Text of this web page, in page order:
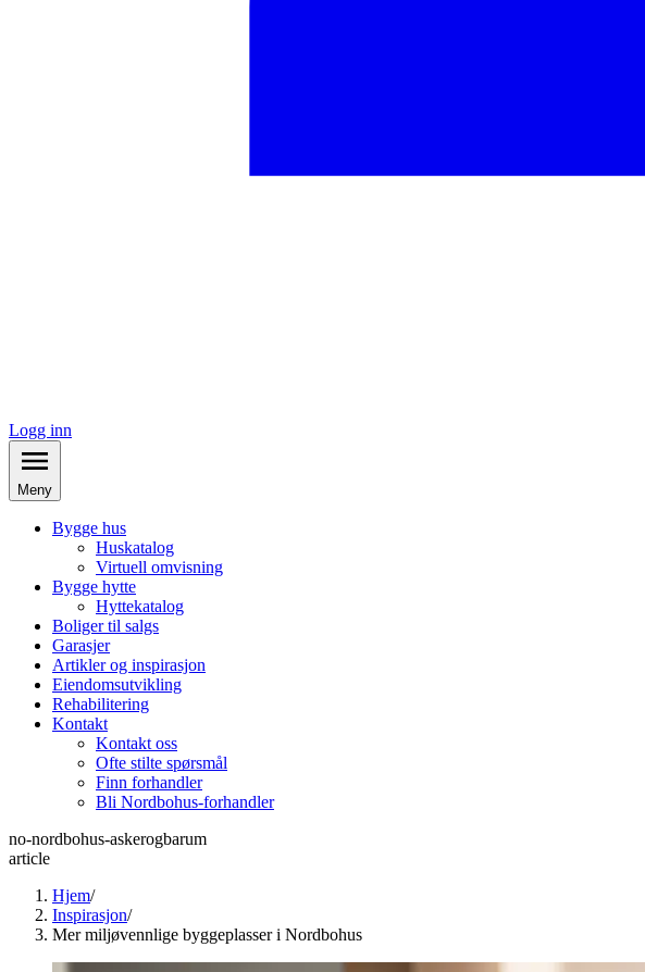
Logg inn
Meny
Bygge hus
Huskatalog
Virtuell omvisning
Bygge hytte
Hyttekatalog
Boliger til salgs
Garasjer
Artikler og inspirasjon
Eiendomsutvikling
Rehabilitering
Kontakt
Kontakt oss
Ofte stilte spørsmål
Finn forhandler
Bli Nordbohus-forhandler
no-nordbohus-askerogbarum
article
Hjem/
Inspirasjon/
Mer miljøvennlige byggeplasser i Nordbohus